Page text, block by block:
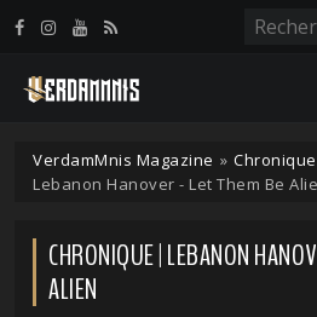
VerdamMnis Magazine »
Lebanon Hanover - Let Them Be
CHRONIQUE | LEBANON
ALIEN
Panneau de gestion des cookies